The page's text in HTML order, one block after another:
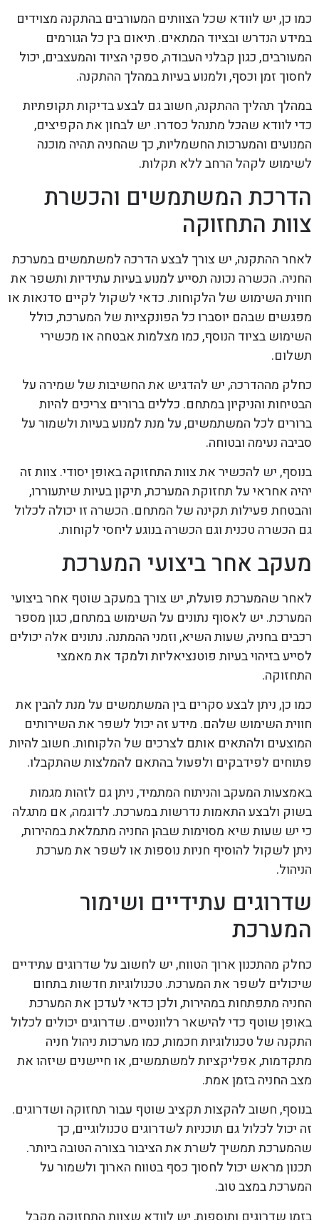
כמו כן, יש לוודא שכל הצוותים המעורבים בהתקנה מצוידים
במידע הנדרש ובציוד המתאים. תיאום בין כל הגורמים
המעורבים, כגון קבלני העבודה, ספקי הציוד והמעצבים, יכול
לחסוך זמן וכסף, ולמנוע בעיות במהלך ההתקנה.
במהלך תהליך ההתקנה, חשוב גם לבצע בדיקות תקופתיות
כדי לוודא שהכל מתנהל כסדרו. יש לבחון את הקפיצים,
המנועים והמערכות החשמליות, כך שהחניה תהיה מוכנה
לשימוש לקהל הרחב ללא תקלות.
הדרכת המשתמשים והכשרת
צוות התחזוקה
לאחר ההתקנה, יש צורך לבצע הדרכה למשתמשים במערכת
החניה. הכשרה נכונה תסייע למנוע בעיות עתידיות ותשפר את
חווית השימוש של הלקוחות. כדאי לשקול לקיים סדנאות או
מפגשים שבהם יוסברו כל הפונקציות של המערכת, כולל
השימוש בציוד הנוסף, כמו מצלמות אבטחה או מכשירי
תשלום.
כחלק מההדרכה, יש להדגיש את החשיבות של שמירה על
הבטיחות והניקיון במתחם. כללים ברורים צריכים להיות
ברורים לכל המשתמשים, על מנת למנוע בעיות ולשמור על
סביבה נעימה ובטוחה.
בנוסף, יש להכשיר את צוות התחזוקה באופן יסודי. צוות זה
יהיה אחראי על תחזוקת המערכת, תיקון בעיות שיתעוררו,
והבטחת פעילות תקינה של המתחם. הכשרה זו יכולה לכלול
גם הכשרה טכנית וגם הכשרה בנוגע ליחסי לקוחות.
מעקב אחר ביצועי המערכת
לאחר שהמערכת פועלת, יש צורך במעקב שוטף אחר ביצועי
המערכת. יש לאסוף נתונים על השימוש במתחם, כגון מספר
רכבים בחניה, שעות השיא, וזמני ההמתנה. נתונים אלה יכולים
לסייע בזיהוי בעיות פוטנציאליות ולמקד את מאמצי
התחזוקה.
כמו כן, ניתן לבצע סקרים בין המשתמשים על מנת להבין את
חווית השימוש שלהם. מידע זה יכול לשפר את השירותים
המוצעים ולהתאים אותם לצרכים של הלקוחות. חשוב להיות
פתוחים לפידבקים ולפעול בהתאם להמלצות שהתקבלו.
באמצעות המעקב והניתוח המתמיד, ניתן גם לזהות מגמות
בשוק ולבצע התאמות נדרשות במערכת. לדוגמה, אם מתגלה
כי יש שעות שיא מסוימות שבהן החניה מתמלאת במהירות,
ניתן לשקול להוסיף חניות נוספות או לשפר את מערכת
הניהול.
שדרוגים עתידיים ושימור
המערכת
כחלק מהתכנון ארוך הטווח, יש לחשוב על שדרוגים עתידיים
שיכולים לשפר את המערכת. טכנולוגיות חדשות בתחום
החניה מתפתחות במהירות, ולכן כדאי לעדכן את המערכת
באופן שוטף כדי להישאר רלוונטיים. שדרוגים יכולים לכלול
התקנה של טכנולוגיות חכמות, כמו מערכות ניהול חניה
מתקדמות, אפליקציות למשתמשים, או חיישנים שיזהו את
מצב החניה בזמן אמת.
בנוסף, חשוב להקצות תקציב שוטף עבור תחזוקה ושדרוגים.
זה יכול לכלול גם תוכניות לשדרוגים טכנולוגיים, כך
שהמערכת תמשיך לשרת את הציבור בצורה הטובה ביותר.
תכנון מראש יכול לחסוך כסף בטווח הארוך ולשמור על
המערכת במצב טוב.